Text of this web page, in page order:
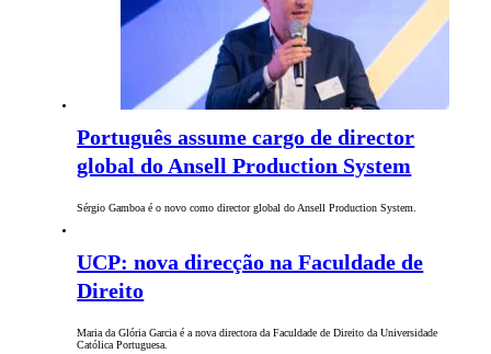
Português assume cargo de director
global do Ansell Production System
Sérgio Gamboa é o novo como director global do Ansell Production System.
UCP: nova direcção na Faculdade de
Direito
Maria da Glória Garcia é a nova directora da Faculdade de Direito da Universidade
Católica Portuguesa.